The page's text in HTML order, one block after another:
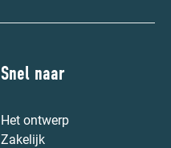
Snel naar
Het ontwerp
Zakelijk